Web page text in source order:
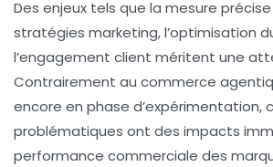
Des enjeux tels que la mesure
stratégies marketing, l’optimisation
l’engagement client méritent une
Contrairement au commerce
encore en phase d’expérimentation,
problématiques ont des impacts
performance commerciale des